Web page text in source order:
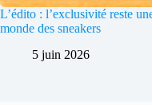
L’édito : l’exclusivité reste
monde des sneakers
5 juin 2026